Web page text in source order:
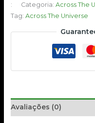
: Categoria: Across The
Tag: Across The Universe
Avaliações (0)